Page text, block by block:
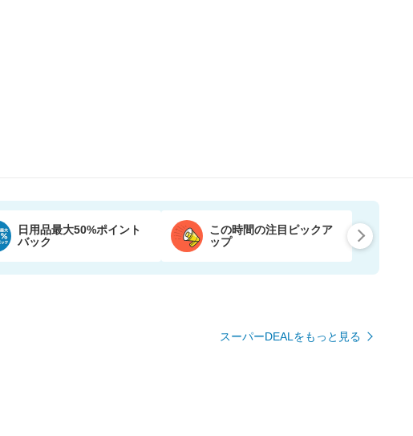
日用品最大50%ポイント
バック
この時間の注目ピックア
ップ
スーパーDEALをもっと見る